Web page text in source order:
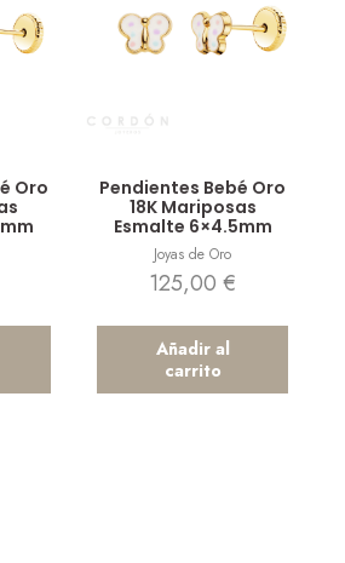
Oro
Pendientes Bebé Oro
18K Mariposas
Esmalte 6×4.5mm
Joyas de Oro
125,00€
Añadir al
carrito